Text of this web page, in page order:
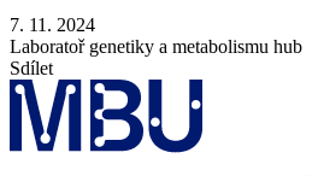
7. 11. 2024
Laboratoř genetiky a metabolismu hub
Sdílet